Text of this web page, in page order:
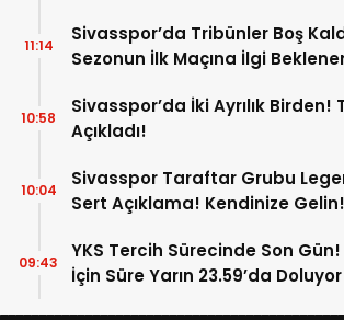
Sivasspor’da Tribünler Boş
Sezonun İlk Maçına İlgi
11:14
Sivasspor’da İki Ayrılık Birden!
Açıkladı!
10:58
Sivasspor Taraftar Grubu
Sert Açıklama! Kendinize Gelin!
10:04
YKS Tercih Sürecinde Son
İçin Süre Yarın 23.59’da
09:43